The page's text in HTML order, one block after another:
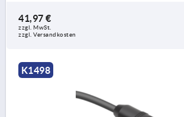
41,97 €
zzgl. MwSt.
zzgl. Versandkosten
K1498